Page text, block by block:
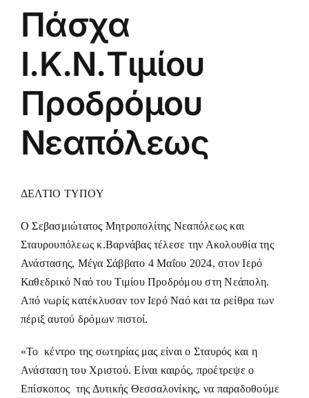
Πάσχα
Ι.Κ.Ν.Τιμίου
Προδρόμου
Νεαπόλεως
ΔΕΛΤΙΟ ΤΥΠΟΥ
Ο Σεβασμιώτατος Μητροπολίτης Νεαπόλεως και
Σταυρουπόλεως κ.Βαρνάβας τέλεσε την Ακολουθία της
Ανάστασης, Μέγα Σάββατο 4 Μαΐου 2024, στον Ιερό
Καθεδρικό Ναό του Τιμίου Προδρόμου στη Νεάπολη.
Από νωρίς κατέκλυσαν τον Ιερό Ναό και τα ρείθρα των
πέριξ αυτού δρόμων πιστοί.
«Το κέντρο της σωτηρίας μας είναι ο Σταυρός και η
Ανάσταση του Χριστού. Είναι καιρός, προέτρεψε ο
Επίσκοπος της Δυτικής Θεσσαλονίκης, να παραδοθούμε